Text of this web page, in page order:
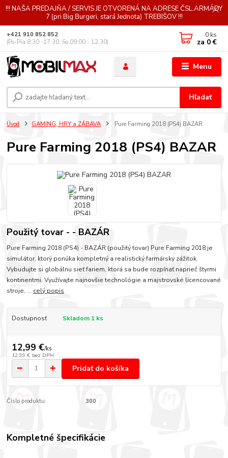
!!! NAŠA PREDAJŇA / SERVIS JE OTVORENÁ NA ADRESE ČSL.ARMÁDY
7 (pri Big Burgeri, stará Jednota) TREBIŠOV !!!
Menu
Hľadať
+421 910 852 852
(Po-Pia 8:30 -17:30, So 09:00 - 12:30)
0 ks
za 0 €
Úvod GAMING, HRY a ZÁBAVA Pure Farming 2018 (PS4) BAZAR
Pure Farming 2018 (PS4) BAZAR
Použitý tovar - - BAZÁR
Pure Farming 2018 (PS4) - BAZÁR (použitý tovar) Pure Farming 2018 je
simulátor, ktorý ponúka kompletný a realistický farmársky zážitok.
Vybudujte si globálnu sieť fariem, ktorá sa bude rozpínať naprieč štyrmi
kontinentmi. Využívajte najnovšie technológie a majstrovské licencované
stroje, ... celý popis
Dostupnosť Skladom 1 ks
12,99 €/ks
12,99 € bez DPH
Pridať do košíka
Číslo produktu: 300
Kompletné špecifikácie